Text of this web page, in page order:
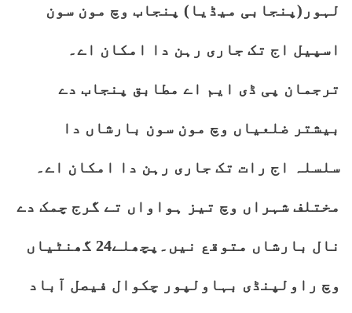
لہور(پنجابی میڈیا) پنجاب وچ مون سون
اسپیل اج تک جاری رہن دا امکان اے۔
ترجمان پی ڈی ایم اے مطابق پنجاب دے
بیشتر ضلعیاں وچ مون سون بارشاں دا
سلسلہ اج رات تک جاری رہن دا امکان اے۔
مختلف شہراں وچ تیز ہواواں تے گرج چمک دے
نال بارشاں متوقع نیں۔پچھلے24 گھنٹیاں
وچ راولپنڈی بہاولپور چکوال فیصل آباد